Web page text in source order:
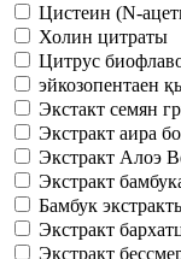
Цистеин (N-
Холин цитраты
Цитрус
эйкозопентаен
Экстакт семян
Экстракт аира
Экстракт Алоэ
Экстракт
Бамбук
Экстракт
Экстракт